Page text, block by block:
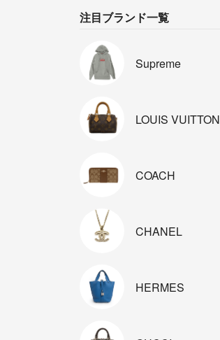
注目ブランド一覧
Supreme
LOUIS VUITTON
COACH
CHANEL
HERMES